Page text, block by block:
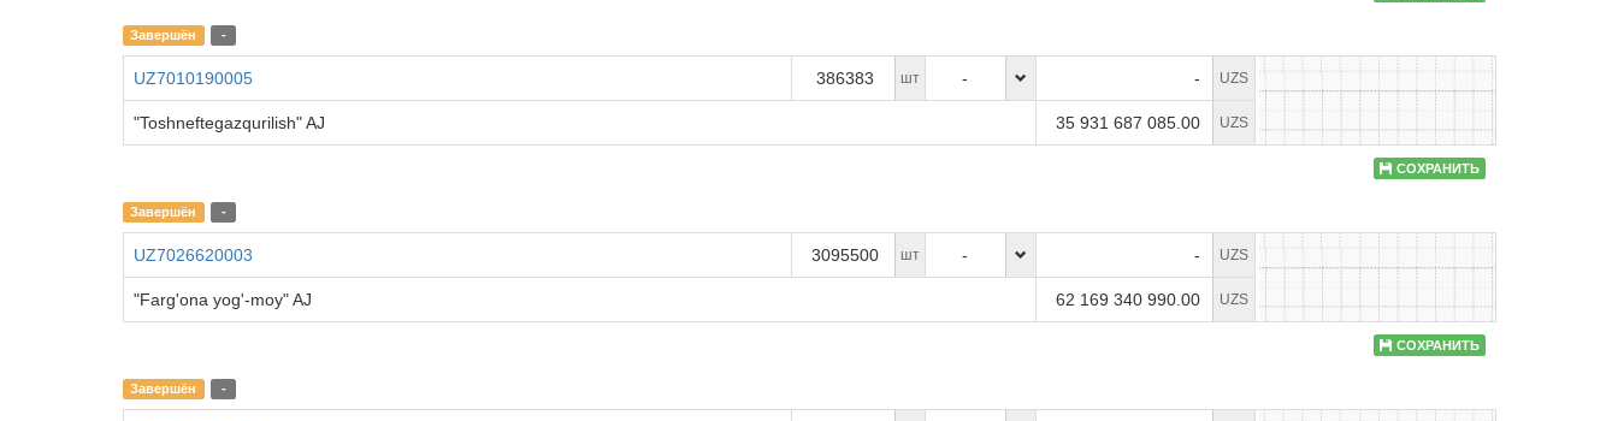
Завершён -
UZ7010190005 386383 шт - - UZS
"Toshneftegazqurilish" AJ 35 931 687 085.00 UZS
СОХРАНИТЬ
Завершён -
UZ7026620003 3095500 шт - - UZS
"Farg'ona yog'-moy" AJ 62 169 340 990.00 UZS
СОХРАНИТЬ
Завершён -